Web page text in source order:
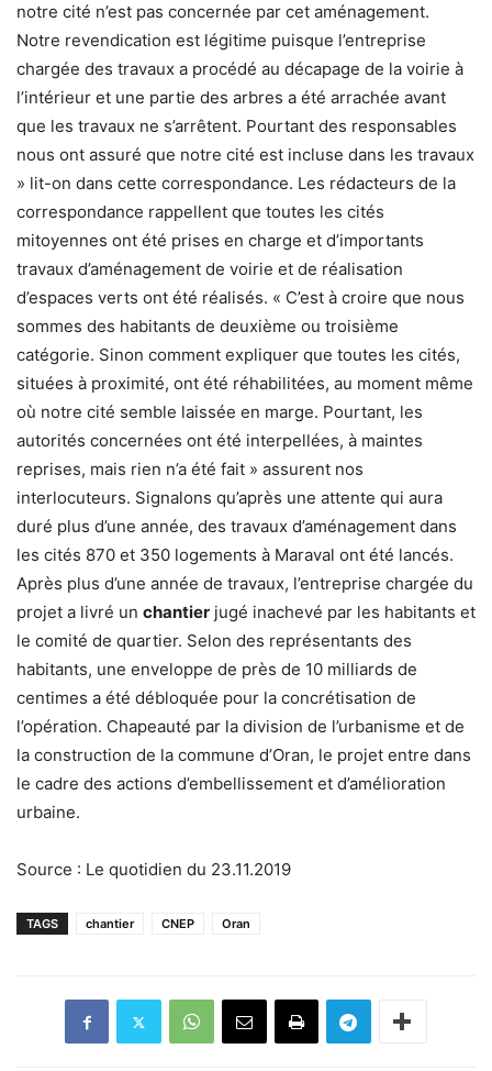
notre cité n’est pas concernée par cet aménagement.
Notre revendication est légitime puisque l’entreprise
chargée des travaux a procédé au décapage de la voirie à
l’intérieur et une partie des arbres a été arrachée avant
que les travaux ne s’arrêtent. Pourtant des responsables
nous ont assuré que notre cité est incluse dans les travaux
» lit-on dans cette correspondance. Les rédacteurs de la
correspondance rappellent que toutes les cités
mitoyennes ont été prises en charge et d’importants
travaux d’aménagement de voirie et de réalisation
d’espaces verts ont été réalisés. « C’est à croire que nous
sommes des habitants de deuxième ou troisième
catégorie. Sinon comment expliquer que toutes les cités,
situées à proximité, ont été réhabilitées, au moment même
où notre cité semble laissée en marge. Pourtant, les
autorités concernées ont été interpellées, à maintes
reprises, mais rien n’a été fait » assurent nos
interlocuteurs. Signalons qu’après une attente qui aura
duré plus d’une année, des travaux d’aménagement dans
les cités 870 et 350 logements à Maraval ont été lancés.
Après plus d’une année de travaux, l’entreprise chargée du
projet a livré un chantier jugé inachevé par les habitants et
le comité de quartier. Selon des représentants des
habitants, une enveloppe de près de 10 milliards de
centimes a été débloquée pour la concrétisation de
l’opération. Chapeauté par la division de l’urbanisme et de
la construction de la commune d’Oran, le projet entre dans
le cadre des actions d’embellissement et d’amélioration
urbaine.
Source : Le quotidien du 23.11.2019
TAGS chantier CNEP Oran